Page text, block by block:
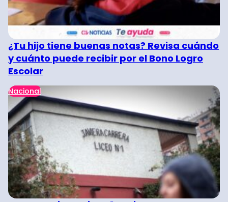
¿Tu hijo tiene buenas notas? Revisa cuándo
y cuánto puede recibir por el Bono Logro
Escolar
Nacional